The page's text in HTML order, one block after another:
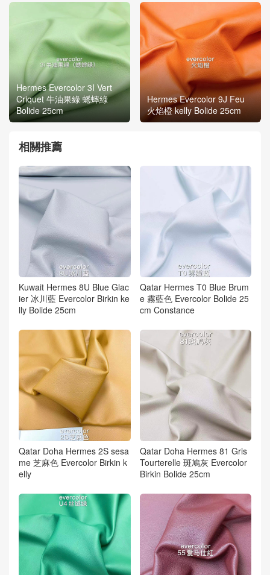
Hermes Evercolor 3I Vert
Criquet 牛油果綠 蟋蟀綠
Bolide 25cm
Hermes Evercolor 9J Feu
火焰橙 kelly Bolide 25cm
相關推薦
Kuwait Hermes 8U Blue Glac
ier 冰川藍 Evercolor Birkin ke
lly Bolide 25cm
Qatar Hermes T0 Blue Brum
e 霧藍色 Evercolor Bolide 25
cm Constance
Qatar Doha Hermes 2S sesa
me 芝麻色 Evercolor Birkin k
elly
Qatar Doha Hermes 81 Gris
Tourterelle 斑鳩灰 Evercolor
Birkin Bolide 25cm